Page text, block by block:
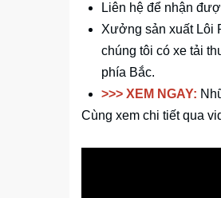
Liên hệ để nhận
Xưởng sản xuất Lôi
chúng tôi có xe tải
phía Bắc.
>>> XEM NGAY:
Cùng xem chi tiết qua